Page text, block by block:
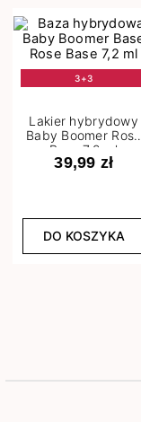
3+3
Lakier hybrydowy
Baby Boomer Rose
Base 7,2 ml
39,99 zł
DO KOSZYKA